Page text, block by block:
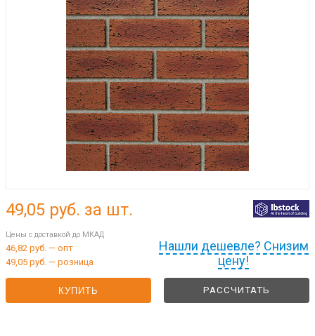
Нашли дешевле? Снизим
цену!
49,05 руб. за шт.
Цены с доставкой до МКАД
46,82 руб. — опт
49,05 руб. — розница
КУПИТЬ РАССЧИТАТЬ